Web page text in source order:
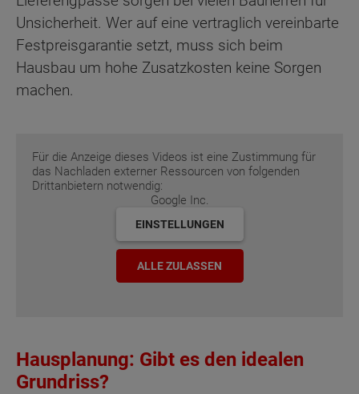
Unsicherheit. Wer auf eine vertraglich vereinbarte
Festpreisgarantie setzt, muss sich beim
Hausbau um hohe Zusatzkosten keine Sorgen
machen.
Für die Anzeige dieses Videos ist eine Zustimmung für
das Nachladen externer Ressourcen von folgenden
Drittanbietern notwendig:
Google Inc.
EINSTELLUNGEN
ALLE ZULASSEN
Hausplanung: Gibt es den idealen
Grundriss?